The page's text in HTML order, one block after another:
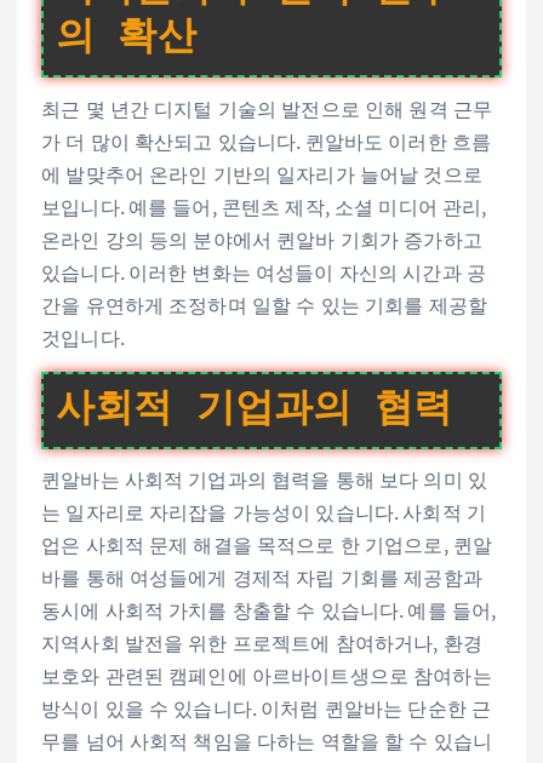
의 확산
최근 몇 년간 디지털 기술의 발전으로 인해 원격 근무
가 더 많이 확산되고 있습니다. 퀸알바도 이러한 흐름
에 발맞추어 온라인 기반의 일자리가 늘어날 것으로
보입니다. 예를 들어, 콘텐츠 제작, 소셜 미디어 관리,
온라인 강의 등의 분야에서 퀸알바 기회가 증가하고
있습니다. 이러한 변화는 여성들이 자신의 시간과 공
간을 유연하게 조정하며 일할 수 있는 기회를 제공할
것입니다.
사회적 기업과의 협력
퀸알바는 사회적 기업과의 협력을 통해 보다 의미 있
는 일자리로 자리잡을 가능성이 있습니다. 사회적 기
업은 사회적 문제 해결을 목적으로 한 기업으로, 퀸알
바를 통해 여성들에게 경제적 자립 기회를 제공함과
동시에 사회적 가치를 창출할 수 있습니다. 예를 들어,
지역사회 발전을 위한 프로젝트에 참여하거나, 환경
보호와 관련된 캠페인에 아르바이트생으로 참여하는
방식이 있을 수 있습니다. 이처럼 퀸알바는 단순한 근
무를 넘어 사회적 책임을 다하는 역할을 할 수 있습니